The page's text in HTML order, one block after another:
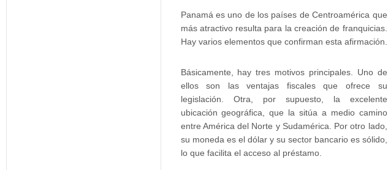
Panamá es uno de los países de Centroamérica que
más atractivo resulta para la creación de franquicias.
Hay varios elementos que confirman esta afirmación.
Básicamente, hay tres motivos principales. Uno de
ellos son las ventajas fiscales que ofrece su
legislación. Otra, por supuesto, la excelente
ubicación geográfica, que la sitúa a medio camino
entre América del Norte y Sudamérica. Por otro lado,
su moneda es el dólar y su sector bancario es sólido,
lo que facilita el acceso al préstamo.